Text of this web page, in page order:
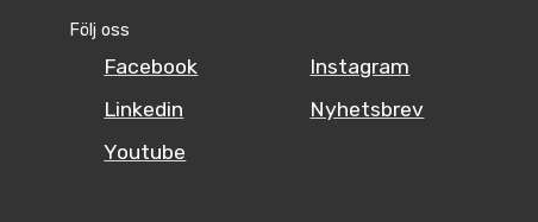
Följ oss
Facebook
Linkedin
Youtube
Instagram
Nyhetsbrev